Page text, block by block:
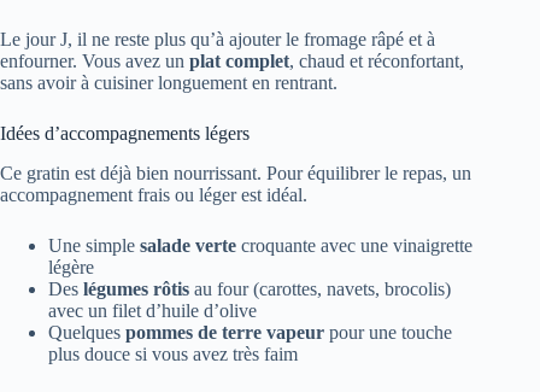
Le jour J, il ne reste plus qu’à ajouter le fromage râpé et à
enfourner. Vous avez un plat complet, chaud et réconfortant,
sans avoir à cuisiner longuement en rentrant.
Idées d’accompagnements légers
Ce gratin est déjà bien nourrissant. Pour équilibrer le repas, un
accompagnement frais ou léger est idéal.
Une simple salade verte croquante avec une vinaigrette
légère
Des légumes rôtis au four (carottes, navets, brocolis)
avec un filet d’huile d’olive
Quelques pommes de terre vapeur pour une touche
plus douce si vous avez très faim